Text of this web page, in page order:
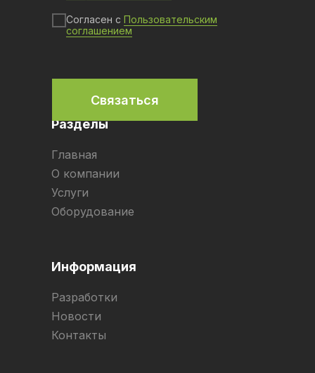
Разделы
Информация
Главная
О компании
Услуги
Оборудование
Разработки
Новости
Контакты
Согласен с Пользовательским
соглашением
Связаться